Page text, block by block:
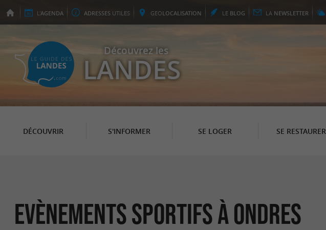
L'AGENDA ADRESSES UTILES GEOLOCALISATION LE BLOG LA NEWSLETTER
Découvrez les
LANDES
DÉCOUVRIR S'INFORMER SE LOGER SE RESTAURER
Evènements sportifs à Ondres